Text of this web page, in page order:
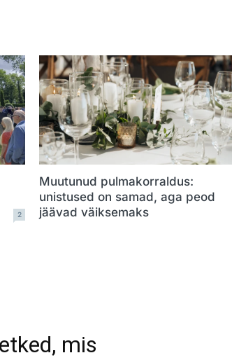
2
Muutunud pulmakorraldus:
unistused on samad, aga peod
jäävad väiksemaks